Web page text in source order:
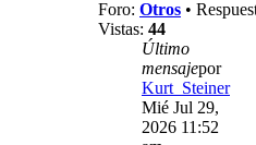
Foro: Otros •
Vistas: 44
Último
mensajepor
Kurt_Steiner
Mié Jul 29,
2026 11:52